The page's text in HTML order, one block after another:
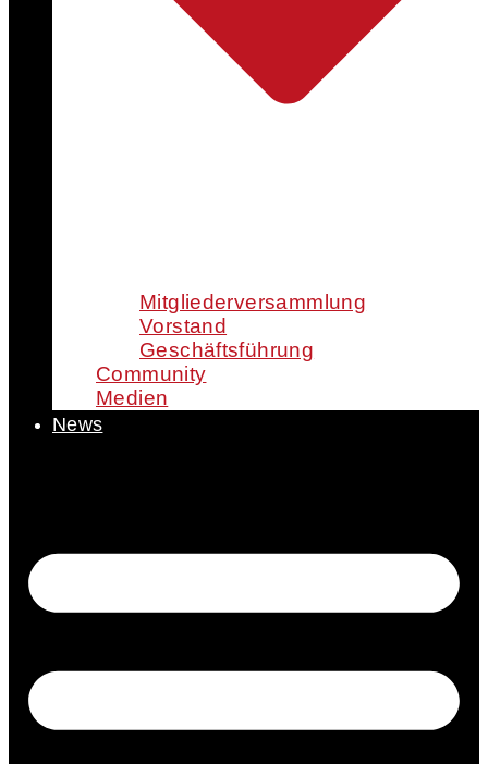
Mitgliederversammlung
Vorstand
Geschäftsführung
Community
Medien
News